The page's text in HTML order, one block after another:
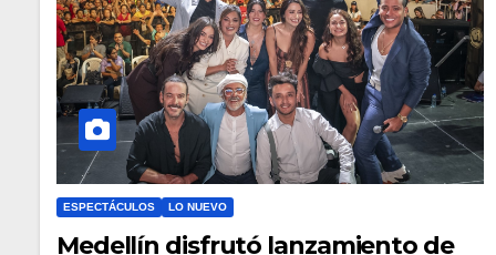
ESPECTÁCULOS LO NUEVO
Medellín disfrutó lanzamiento de